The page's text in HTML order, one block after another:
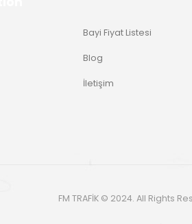
Bayi Fiyat Listesi
Blog
İletişim
FM TRAFİK © 2024. All Rights